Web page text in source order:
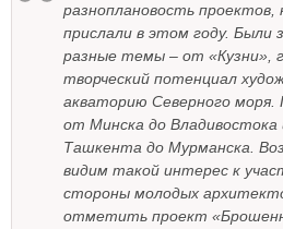
разноплановость
прислали в этом году.
разные темы – от «Кузни»,
творческий потенциал
акваторию Северного моря.
от Минска до
Ташкента до Мурманска.
видим такой интерес к
стороны молодых
отметить проект